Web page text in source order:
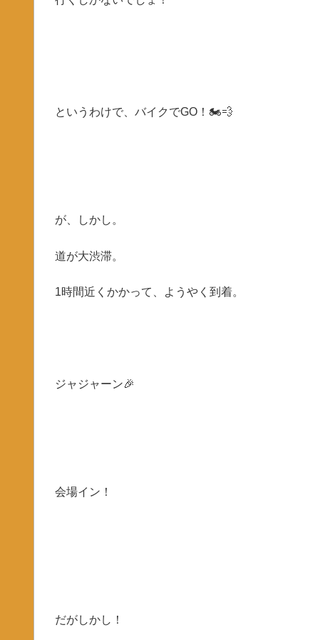
というわけで、バイクでGO！🏍💨
が、しかし。
道が大渋滞。
1時間近くかかって、ようやく到着。
ジャジャーン🎉
会場イン！
だがしかし！